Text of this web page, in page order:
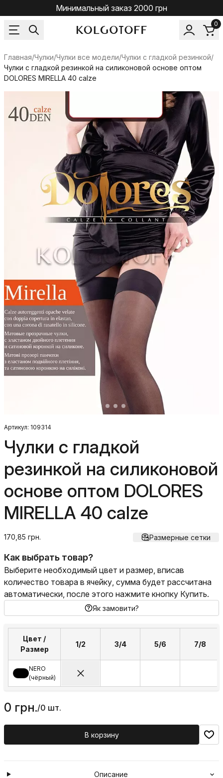
Минимальный заказ 2000 грн
0
Главная/Чулки/Чулки все модели/Чулки с гладкой резинкой/
Чулки с гладкой резинкой на силиконовой основе оптом
DOLORES MIRELLA 40 calze
Артикул: 109314
Чулки с гладкой
резинкой на силиконовой
основе оптом DOLORES
MIRELLA 40 calze
170,85 грн. Размерные сетки
Как выбрать товар?
Выберите необходимый цвет и размер, вписав
количество товара в ячейку, сумма будет рассчитана
автоматически, после этого нажмите кнопку Купить.
Як замовити?
Цвет /
Размер
1/2 3/4 5/6 7/8
NERO
(чёрный)
0 грн./0 шт.
В корзину
Описание